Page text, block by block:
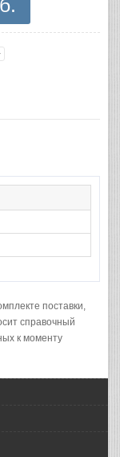
поставки,
справочный
к моменту